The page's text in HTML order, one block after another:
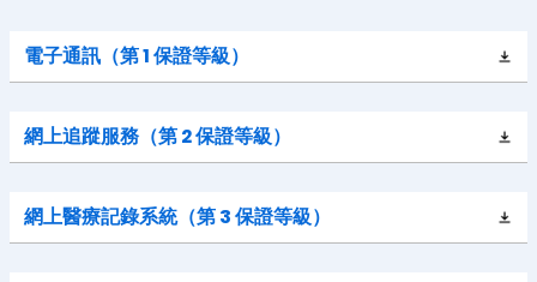
電子通訊（第 1 保證等級）
網上追蹤服務（第 2 保證等級）
網上醫療記錄系統（第 3 保證等級）